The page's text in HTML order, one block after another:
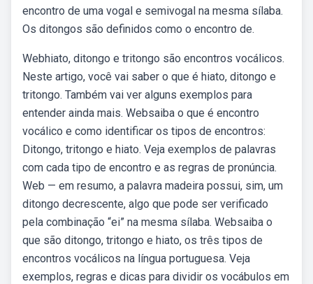
encontro de uma vogal e semivogal na mesma sílaba.
Os ditongos são definidos como o encontro de.
Webhiato, ditongo e tritongo são encontros vocálicos.
Neste artigo, você vai saber o que é hiato, ditongo e
tritongo. Também vai ver alguns exemplos para
entender ainda mais. Websaiba o que é encontro
vocálico e como identificar os tipos de encontros:
Ditongo, tritongo e hiato. Veja exemplos de palavras
com cada tipo de encontro e as regras de pronúncia.
Web — em resumo, a palavra madeira possui, sim, um
ditongo decrescente, algo que pode ser verificado
pela combinação “ei” na mesma sílaba. Websaiba o
que são ditongo, tritongo e hiato, os três tipos de
encontros vocálicos na língua portuguesa. Veja
exemplos, regras e dicas para dividir os vocábulos em